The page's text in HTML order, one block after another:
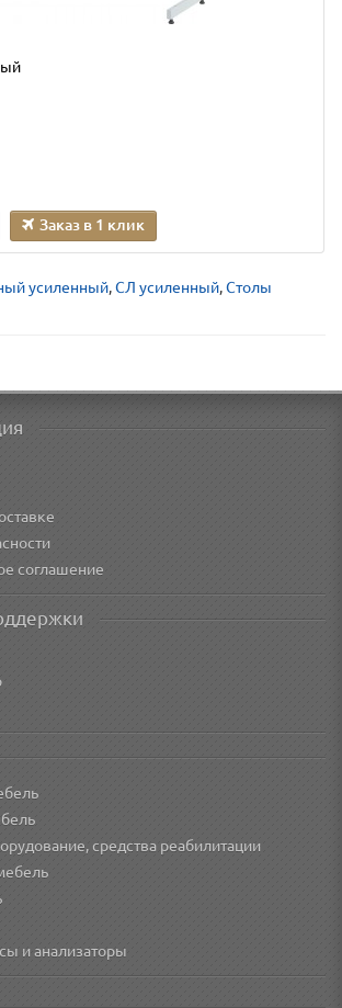
Заказ в 1 клик
усиленный,СЛ усиленный,Столы
соглашение
средства реабилитации
и анализаторы